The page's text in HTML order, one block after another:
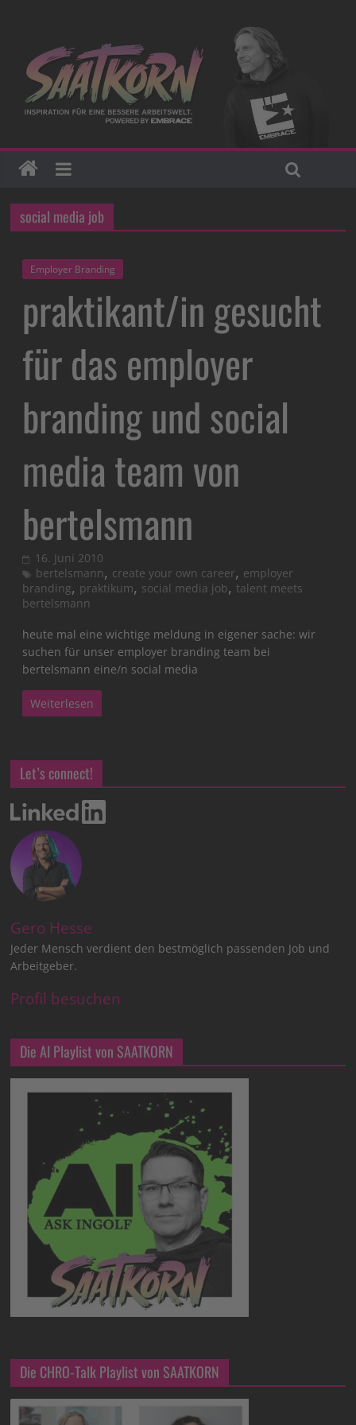
social media job
Employer Branding
praktikant/in gesucht
für das employer
branding und social
media team von
bertelsmann
16. Juni 2010
bertelsmann, create your own career, employer
branding, praktikum, social media job,talent meets
bertelsmann
heute mal eine wichtige meldung in eigener sache: wir
suchen für unser employer branding team bei
bertelsmann eine/n social media
Weiterlesen
Let’s connect!
Gero Hesse
Jeder Mensch verdient den bestmöglich passenden Job und
Arbeitgeber.
Profil besuchen
Die AI Playlist von SAATKORN
Die CHRO-Talk Playlist von SAATKORN